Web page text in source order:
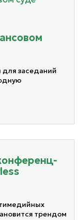
заседаний
трендом